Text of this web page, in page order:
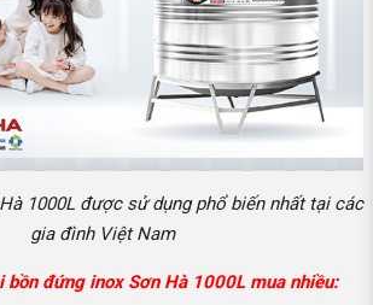
1000L được sử dụng phổ biến nhất tại các
gia đình Việt Nam
bồn đứng inox Sơn Hà 1000L mua nhiều: